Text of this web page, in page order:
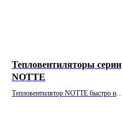
Тепловентиляторы серии
NOTTE
Тепловентилятор NOTTE быстро и